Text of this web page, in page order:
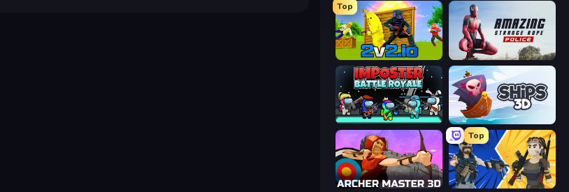
Top
2v2.io Amazing Strange Rope Police
Imposter Battle Royale Ships 3D
Archer Master 3D: Castle Defense
Top
BuildNow GG